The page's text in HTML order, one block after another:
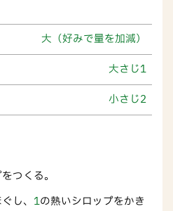
大（好みで量を加減）
大さじ1
小さじ2
つくる。
し、 1の熱いシロップをかき